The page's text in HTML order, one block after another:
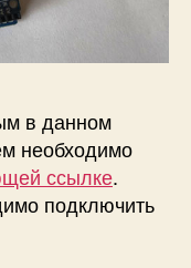
в данном
необходимо
ссылке.
подключить